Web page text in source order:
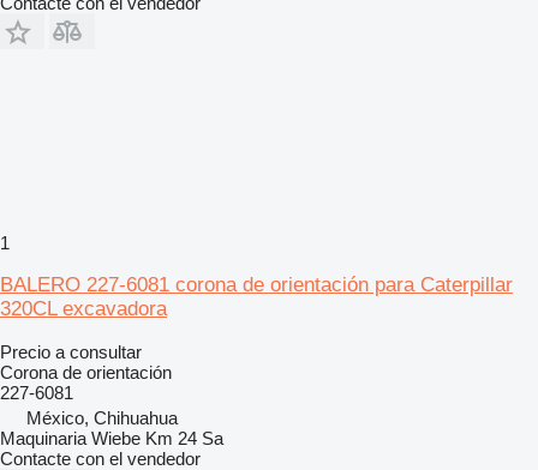
1
BALERO 227-6081 corona de orientación para Caterpillar
320CL excavadora
Precio a consultar
Corona de orientación
227-6081
México, Chihuahua
Maquinaria Wiebe Km 24 Sa
Contacte con el vendedor